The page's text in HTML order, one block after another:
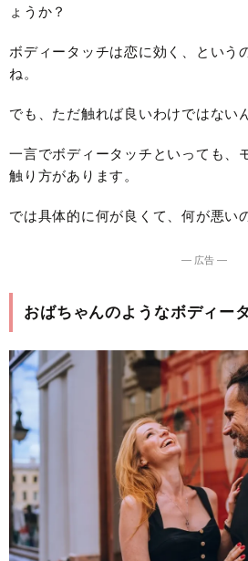
ょうか？
ボディータッチは恋に効く、という
ね。
でも、ただ触れば良いわけではない
一言でボディータッチといっても、
触り方があります。
では具体的に何が良くて、何が悪い
― 広告 ―
おばちゃんのようなボディー